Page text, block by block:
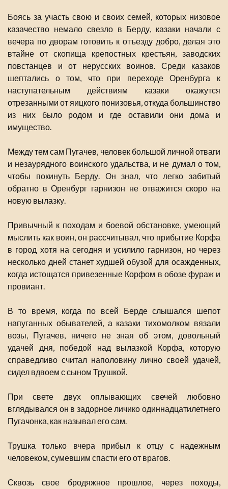
Боясь за участь свою и своих семей, которых низовое
казачество немало свезло в Берду, казаки начали с
вечера по дворам готовить к отъезду добро, делая это
втайне от скопища крепостных крестьян, заводских
повстанцев и от нерусских воинов. Среди казаков
шептались о том, что при переходе Оренбурга к
наступательным действиям казаки окажутся
отрезанными от яицкого понизовья, откуда большинство
из них было родом и где оставили они дома и
имущество.
Между тем сам Пугачев, человек большой личной отваги
и незаурядного воинского удальства, и не думал о том,
чтобы покинуть Берду. Он знал, что легко забитый
обратно в Оренбург гарнизон не отважится скоро на
новую вылазку.
Привычный к походам и боевой обстановке, умеющий
мыслить как воин, он рассчитывал, что прибытие Корфа
в город хотя на сегодня и усилило гарнизон, но через
несколько дней станет худшей обузой для осажденных,
когда истощатся привезенные Корфом в обозе фураж и
провиант.
В то время, когда по всей Берде слышался шепот
напуганных обывателей, а казаки тихомолком вязали
возы, Пугачев, ничего не зная об этом, довольный
удачей дня, победой над вылазкой Корфа, которую
справедливо считал наполовину лично своей удачей,
сидел вдвоем с сыном Трушкой.
При свете двух оплывающих свечей любовно
вглядывался он в задорное личико одиннадцатилетнего
Пугачонка, как называл его сам.
Трушка только вчера прибыл к отцу с надежным
человеком, сумевшим спасти его от врагов.
Сквозь свое бродяжное прошлое, через походы,